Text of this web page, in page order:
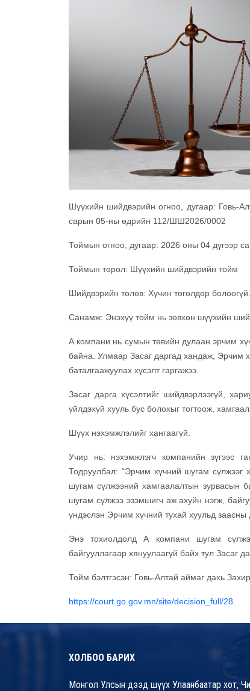
Шүүхийн шийдвэрийн огноо, дугаар: Говь-
сарын 05-ны өдрийн 112/ШШ2026/0002
Тоймын огноо, дугаар: 2026 оны 04 дүгээр
Тоймын төрөл: Шүүхийн шийдвэрийн тойм
Шийдвэрийн төлөв: Хүчин төгөлдөр болоогүй.
Санамж: Энэхүү тойм нь зөвхөн шүүхийн
А компани нь сумын төвийн дулаан эрчим
байна. Улмаар Засаг даргад хандаж, Эрчим
баталгаажуулах хүсэлт гаргажээ.
Засаг дарга хүсэлтийг шийдвэрлээгүй,
үйлдэхүй хууль бус болохыг тогтоож,
Шүүх нэхэмжлэлийг хангаагүй.
Учир нь: нэхэмжлэгч компанийн зүгээс
Тодруулбал: “Эрчим хүчний шугам сүлжээг
шугам сүлжээний хамгаалалтын зурвасын
шугам сүлжээ эзэмшигч аж ахуйн нэгж,
үндэслэн Эрчим хүчний тухай хуульд заасны
Энэ тохиолдолд А компани шугам
байгууллагаар хянуулаагүй байх тул Засаг
Тойм бэлтгэсэн: Говь-Алтай аймаг дахь
https://court.go.gov.mn/site/decision_full/28
ХОЛБОО БАРИХ
Монгол Улсын дээд шүүх Улаанбаатар хот,